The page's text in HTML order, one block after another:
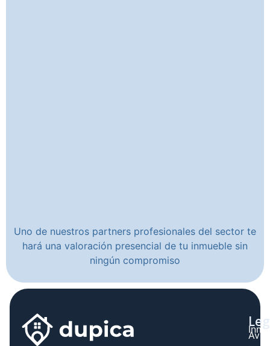
Uno de nuestros partners profesionales del sector te
hará una valoración presencial de tu inmueble sin
ningún compromiso